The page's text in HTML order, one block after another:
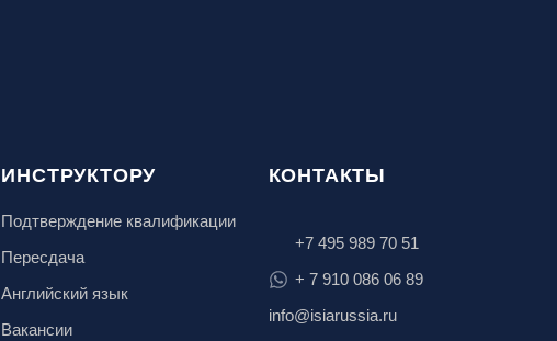
ИНСТРУКТОРУ
Подтверждение квалификации
Пересдача
Английский язык
Вакансии
КОНТАКТЫ
+7 495 989 70 51
+ 7 910 086 06 89
info@isiarussia.ru